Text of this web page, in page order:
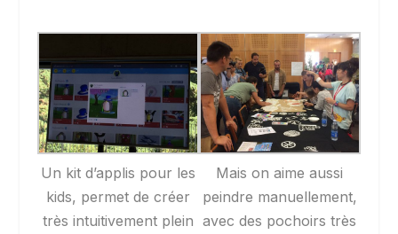
Un kit d’applis pour les
kids, permet de créer
très intuitivement plein
Mais on aime aussi
peindre manuellement,
avec des pochoirs très